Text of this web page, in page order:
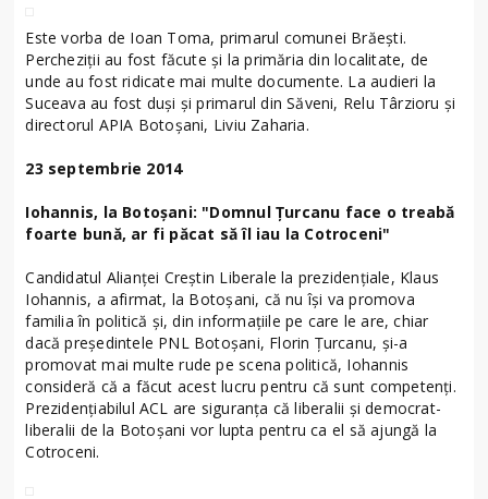
Este vorba de Ioan Toma, primarul comunei Brăeşti.
Percheziţii au fost făcute şi la primăria din localitate, de
unde au fost ridicate mai multe documente. La audieri la
Suceava au fost duşi şi primarul din Săveni, Relu Târzioru şi
directorul APIA Botoşani, Liviu Zaharia.
23 septembrie 2014
Iohannis, la Botoşani: "Domnul Ţurcanu face o treabă
foarte bună, ar fi păcat să îl iau la Cotroceni"
Candidatul Alianţei Creştin Liberale la prezidenţiale, Klaus
Iohannis, a afirmat, la Botoşani, că nu îşi va promova
familia în politică şi, din informaţiile pe care le are, chiar
dacă preşedintele PNL Botoşani, Florin Ţurcanu, şi-a
promovat mai multe rude pe scena politică, Iohannis
consideră că a făcut acest lucru pentru că sunt competenţi.
Prezidenţiabilul ACL are siguranţa că liberalii şi democrat-
liberalii de la Botoşani vor lupta pentru ca el să ajungă la
Cotroceni.